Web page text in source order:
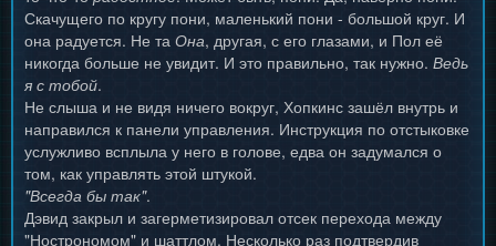
Скачущего по кругу пони, маленький пони - большой круг. И
она радуется. Не та Она, другая, с его глазами, и Пол её
никогда больше не увидит. И это правильно, так нужно. Ведь
я с тобой.
Не слыша и не видя ничего вокруг, Хопкинс зашёл внутрь и
направился к панели управления. Инструкция по отстыковке
услужливо всплыла у него в голове, едва он задумался о
том, как управлять этой штукой.
"Всегда бы так".
Дэвид закрыл и загерметизировал отсек перехода между
"Нострономом" и шаттлом. Несколько раз подтвердив